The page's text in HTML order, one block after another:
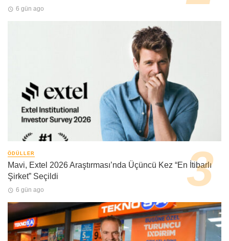
6 gün ago
ÖDÜLLER
Mavi, Extel 2026 Araştırması’nda Üçüncü Kez “En İtibarlı
Şirket” Seçildi
6 gün ago